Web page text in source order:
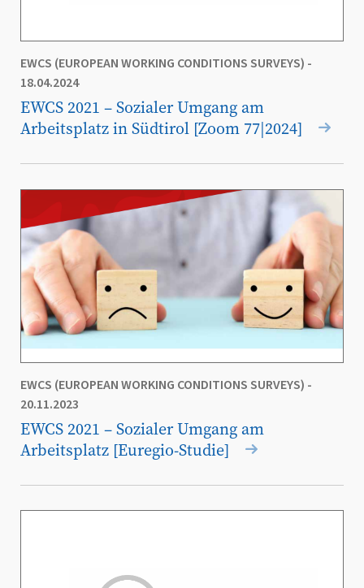
EWCS (EUROPEAN WORKING CONDITIONS SURVEYS) -
18.04.2024
EWCS 2021 – Sozialer Umgang am
Arbeitsplatz in Südtirol [Zoom 77|2024]
EWCS (EUROPEAN WORKING CONDITIONS SURVEYS) -
20.11.2023
EWCS 2021 – Sozialer Umgang am
Arbeitsplatz [Euregio-Studie]